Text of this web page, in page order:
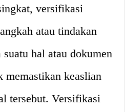
versifikasi
atau tindakan
hal atau dokumen
memastikan keaslian
tersebut. Versifikasi